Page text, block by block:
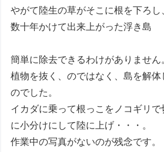
やがて陸生の草がそこに根を下ろし
数十年かけて出来上がった浮き島
簡単に除去できるわけがありません
植物を抜く、のではなく、島を解
のでした。
イカダに乗って根っこをノコギリ
に小分けにして陸に上げ・・・。
作業中の写真がないのが残念です。